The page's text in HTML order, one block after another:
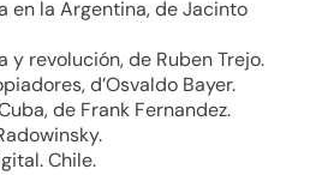
en la Argentina, de Jacinto
y revolución, de Ruben Trejo.
d’Osvaldo Bayer.
de Frank Fernandez.
Chile.